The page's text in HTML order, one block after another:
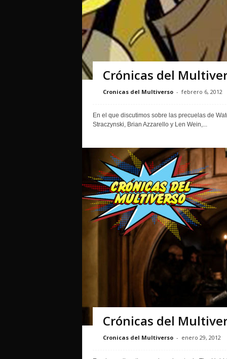
Crónicas del
Cronicas del Multiverso - febrero 6, 2012
En el que discutimos sobre las precuelas de
Straczynski, Brian Azzarello y Len Wein,...
Crónicas del
Cronicas del Multiverso - enero 29, 2012